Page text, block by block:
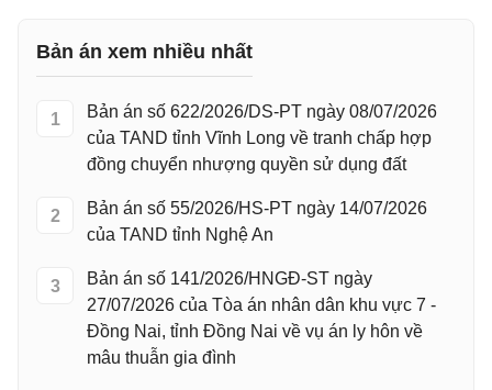
Bản án xem nhiều nhất
1
Bản án số 622/2026/DS-PT ngày 08/07/2026
của TAND tỉnh Vĩnh Long về tranh chấp hợp
đồng chuyển nhượng quyền sử dụng đất
2
Bản án số 55/2026/HS-PT ngày 14/07/2026
của TAND tỉnh Nghệ An
3
Bản án số 141/2026/HNGĐ-ST ngày
27/07/2026 của Tòa án nhân dân khu vực 7 -
Đồng Nai, tỉnh Đồng Nai về vụ án ly hôn về
mâu thuẫn gia đình